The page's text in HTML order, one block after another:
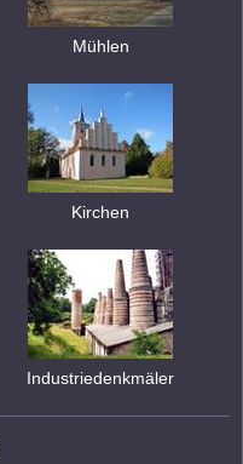
Mühlen
Kirchen
Industriedenkmäler